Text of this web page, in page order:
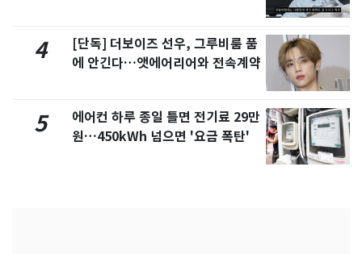
4
[단독] 더보이즈 선우, 그루비룸 품
에 안긴다…앳에어리어와 전속계약
5
에어컨 하루 종일 틀면 전기료 29만
원…450kWh 넘으면 '요금 폭탄'